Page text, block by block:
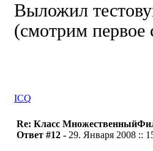
Выложил
(смотрим первое
ICQ
Re: Класс
Ответ #12 - 29. Января 2008 ::